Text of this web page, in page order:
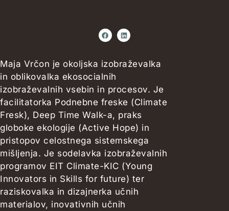
Maja Vrčon je okoljska izobraževalka
in oblikovalka ekosocialnih
izobraževalnih vsebin in procesov. Je
facilitatorka Podnebne freske (Climate
Fresk), Deep Time Walk-a, praks
globoke ekologije (Active Hope) in
pristopov celostnega sistemskega
mišljenja. Je sodelavka izobraževalnih
programov EIT Climate-KIC (Young
Innovators in Skills for future) ter
raziskovalka in dizajnerka učnih
materialov, inovativnih učnih